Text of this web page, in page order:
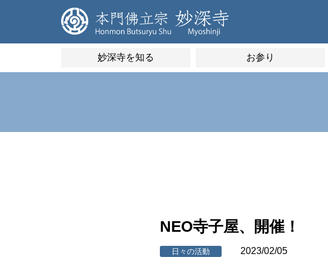
妙深寺を知る お参り
NEO寺子屋、開催！
日々の活動 2023/02/05